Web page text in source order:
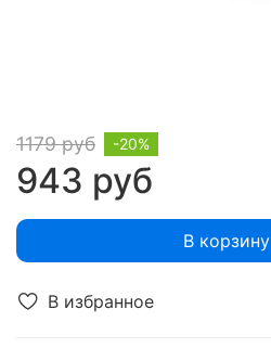
В избранное
1179 руб
943 руб
-20%
В корзину